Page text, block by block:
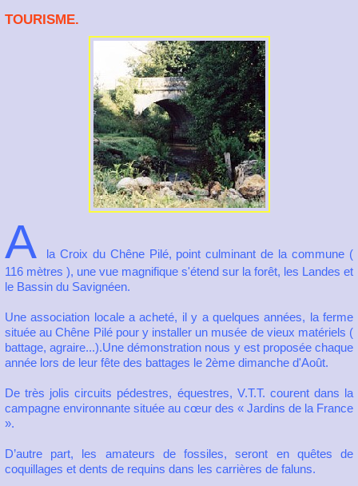
TOURISME.
A
la Croix du Chêne Pilé, point culminant de la commune (
116 mètres ), une vue magnifique s'étend sur la forêt, les Landes et
le Bassin du Savignéen.
Une association locale a acheté, il y a quelques années, la ferme
située au Chêne Pilé pour y installer un musée de vieux matériels (
battage, agraire...).Une démonstration nous y est proposée chaque
année lors de leur fête des battages le 2ème dimanche d'Août.
De très jolis circuits pédestres, équestres, V.T.T. courent dans la
campagne environnante située au cœur des « Jardins de la France
».
D’autre part, les amateurs de fossiles, seront en quêtes de
coquillages et dents de requins dans les carrières de faluns.